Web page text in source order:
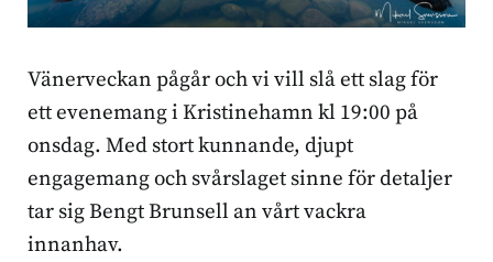
Vänerveckan pågår och vi vill slå ett slag för
ett evenemang i Kristinehamn kl 19:00 på
onsdag. Med stort kunnande, djupt
engagemang och svårslaget sinne för detaljer
tar sig Bengt Brunsell an vårt vackra
innanhav.